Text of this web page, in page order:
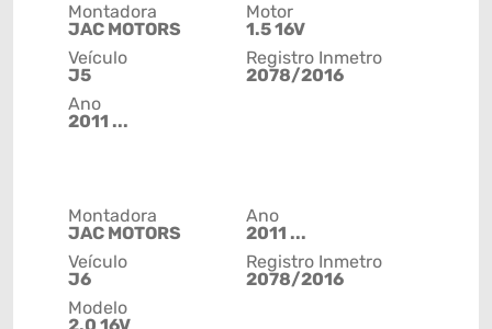
Montadora
JAC MOTORS
Veículo
J5
Ano
2011 ...
Motor
1.5 16V
Registro Inmetro
2078/2016
Montadora
JAC MOTORS
Veículo
J6
Modelo
Ano
2011 ...
Registro Inmetro
2078/2016